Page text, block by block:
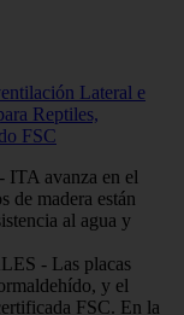
Lateral e
Reptiles,
FSC
avanza en el
de madera están
al agua y
- Las placas
y el
FSC. En la